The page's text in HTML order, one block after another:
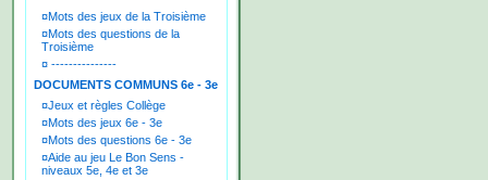
¤Mots des jeux de la Troisième
¤Mots des questions de la
Troisième
¤ ---------------
DOCUMENTS COMMUNS 6e - 3e
¤Jeux et règles Collège
¤Mots des jeux 6e - 3e
¤Mots des questions 6e - 3e
¤Aide au jeu Le Bon Sens -
niveaux 5e, 4e et 3e